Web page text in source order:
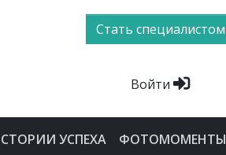
Стать специалистом
Войти
УСПЕХА ФОТОМОМЕНТЫ